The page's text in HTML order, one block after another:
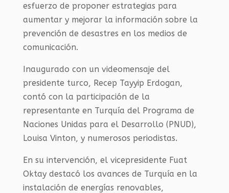
esfuerzo de proponer estrategias para
aumentar y mejorar la información sobre la
prevención de desastres en los medios de
comunicación.
Inaugurado con un videomensaje del
presidente turco, Recep Tayyip Erdogan,
contó con la participación de la
representante en Turquía del Programa de
Naciones Unidas para el Desarrollo (PNUD),
Louisa Vinton, y numerosos periodistas.
En su intervención, el vicepresidente Fuat
Oktay destacó los avances de Turquía en la
instalación de energías renovables,